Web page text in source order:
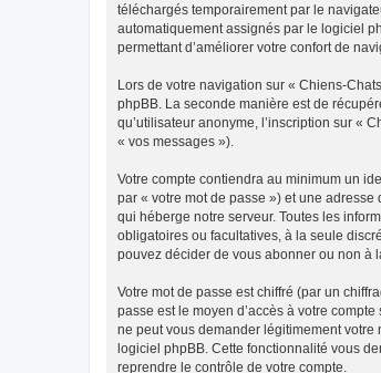
téléchargés temporairement par le
automatiquement assignés par le logiciel
permettant d’améliorer votre confort de
Lors de votre navigation sur « Chiens-
phpBB. La seconde manière est de
qu’utilisateur anonyme, l’inscription sur «
« vos messages »).
Votre compte contiendra au minimum un
par « votre mot de passe ») et une
qui héberge notre serveur. Toutes les
obligatoires ou facultatives, à la seule
pouvez décider de vous abonner ou non à
Votre mot de passe est chiffré (par un
passe est le moyen d’accès à votre
ne peut vous demander légitimement votre
logiciel phpBB. Cette fonctionnalité vous
reprendre le contrôle de votre compte.